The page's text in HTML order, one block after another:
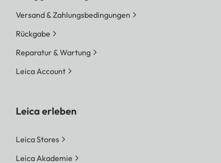
Versand & Zahlungsbedingungen
Rückgabe
Reparatur & Wartung
Leica Account
Leica erleben
Leica Stores
Leica Akademie